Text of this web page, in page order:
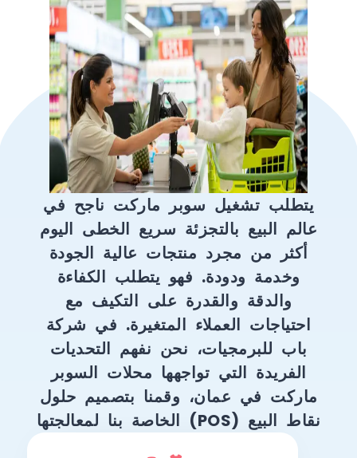
يتطلب تشغيل سوبر ماركت ناجح في
عالم البيع بالتجزئة سريع الخطى اليوم
أكثر من مجرد منتجات عالية الجودة
وخدمة ودودة. فهو يتطلب الكفاءة
والدقة والقدرة على التكيف مع
احتياجات العملاء المتغيرة. في شركة
باب للبرمجيات، نحن نفهم التحديات
الفريدة التي تواجهها محلات السوبر
ماركت في عمان، وقمنا بتصميم حلول
نقاط البيع (POS) الخاصة بنا لمعالجتها